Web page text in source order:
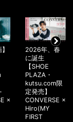
×
2026年、春
に誕生
【SHOE
PLAZA・
kutsu.com限
定発売】
CONVERSE ×
Hiro(MY
FIRST